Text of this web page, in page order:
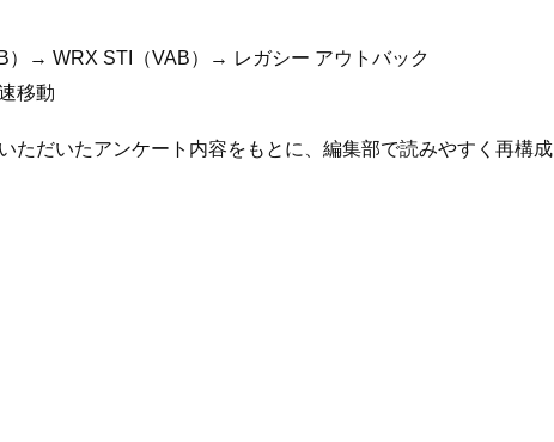
）→ WRX STI（VAB）→ レガシー アウトバック
移動
ただいたアンケート内容をもとに、編集部で読みやすく再構成